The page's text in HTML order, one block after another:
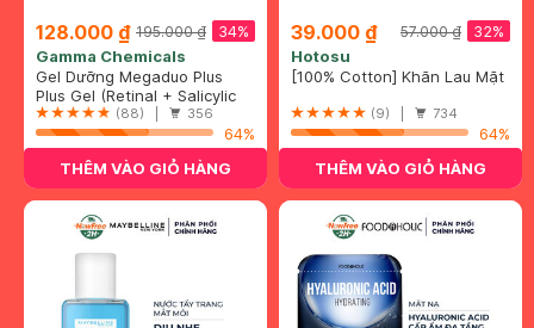
128.000 ₫ 34%
195.000 ₫
Gamma Chemicals
Gel Dưỡng Megaduo Plus
Giảm Mụn, Mờ Thâm 15g
Plus Gel (Retinal + Salicylic
Acid + AHA)(88) | 356
64%
THÊM VÀO GIỎ HÀNG
39.000 ₫ 32%
57.000 ₫
Hotosu
[100% Cotton] Khăn Lau Mặt
Miếng 15x20cm
(9) | 734
64%
THÊM VÀO GIỎ HÀNG